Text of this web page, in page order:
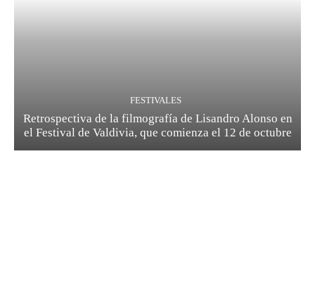
FESTIVALES
Retrospectiva de la filmografía de Lisandro Alonso en
el Festival de Valdivia, que comienza el 12 de octubre